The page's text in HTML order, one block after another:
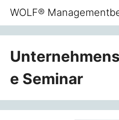
Zum
Inhalt
springen
WOLF®
e Seminar